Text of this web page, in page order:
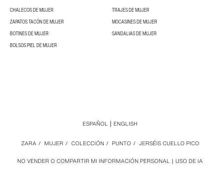
CHALECOS DE MUJER
TRAJES DE MUJER
ZAPATOS TACÓN DE MUJER
MOCASINES DE MUJER
BOTINES DE MUJER
SANDALIAS DE MUJER
BOLSOS PIEL DE MUJER
NO VENDER O COMPARTIR MI INFORMACIÓN PERSONAL USO DE IA
ZARA / MUJER / COLECCIÓN / PUNTO / JERSÉIS CUELLO PICO
ESPAÑOL ENGLISH